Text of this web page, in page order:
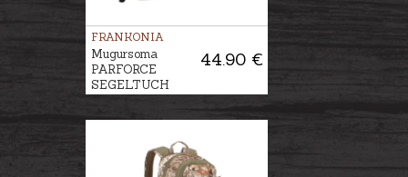
FRANKONIA
44.90 €
Mugursoma
PARFORCE
SEGELTUCH